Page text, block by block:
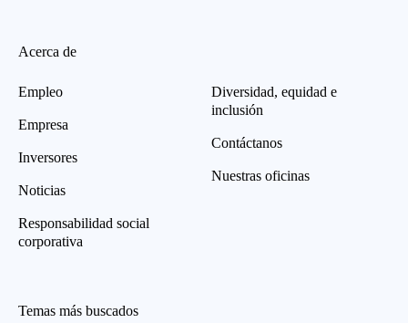
Acerca de
Empleo
Empresa
Inversores
Noticias
Responsabilidad social
corporativa
Diversidad, equidad e
inclusión
Contáctanos
Nuestras oficinas
Temas más buscados